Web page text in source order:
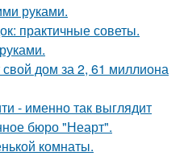
руками.
практичные советы.
дом за 2, 61 миллиона
- именно так выглядит
бюро "Неарт".
комнаты.